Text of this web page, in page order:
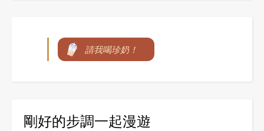
請我喝珍奶！
剛好的步調一起漫遊